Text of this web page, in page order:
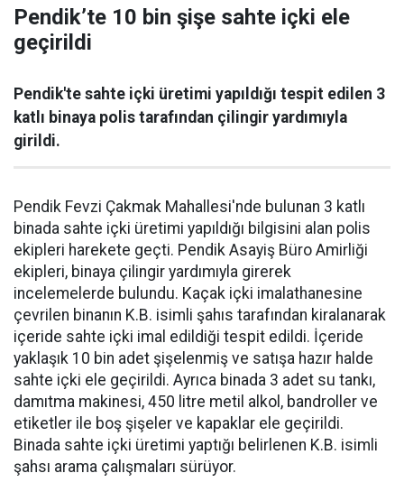
Pendik’te 10 bin şişe sahte içki ele
geçirildi
Pendik'te sahte içki üretimi yapıldığı tespit edilen 3
katlı binaya polis tarafından çilingir yardımıyla
girildi.
Pendik Fevzi Çakmak Mahallesi'nde bulunan 3 katlı
binada sahte içki üretimi yapıldığı bilgisini alan polis
ekipleri harekete geçti. Pendik Asayiş Büro Amirliği
ekipleri, binaya çilingir yardımıyla girerek
incelemelerde bulundu. Kaçak içki imalathanesine
çevrilen binanın K.B. isimli şahıs tarafından kiralanarak
içeride sahte içki imal edildiği tespit edildi. İçeride
yaklaşık 10 bin adet şişelenmiş ve satışa hazır halde
sahte içki ele geçirildi. Ayrıca binada 3 adet su tankı,
damıtma makinesi, 450 litre metil alkol, bandroller ve
etiketler ile boş şişeler ve kapaklar ele geçirildi.
Binada sahte içki üretimi yaptığı belirlenen K.B. isimli
şahsı arama çalışmaları sürüyor.